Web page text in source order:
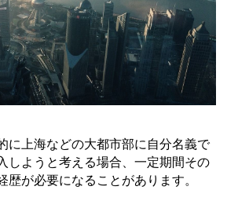
に上海などの大都市部に自分名義で
しようと考える場合、一定期間その
歴が必要になることがあります。